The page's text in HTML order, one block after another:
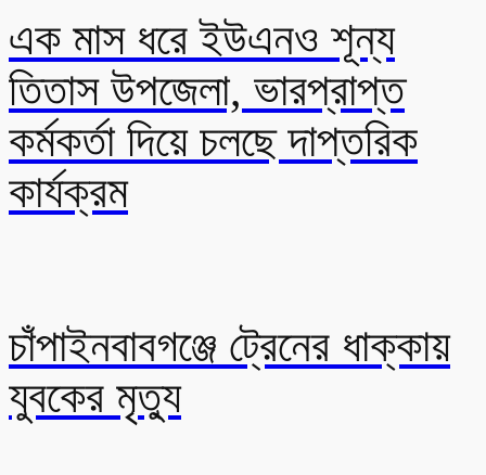
এক মাস ধরে ইউএনও শূন্য
তিতাস উপজেলা, ভারপ্রাপ্ত
কর্মকর্তা দিয়ে চলছে দাপ্তরিক
কার্যক্রম
চাঁপাইনবাবগঞ্জে ট্রেনের ধাক্কায়
যুবকের মৃত্যু